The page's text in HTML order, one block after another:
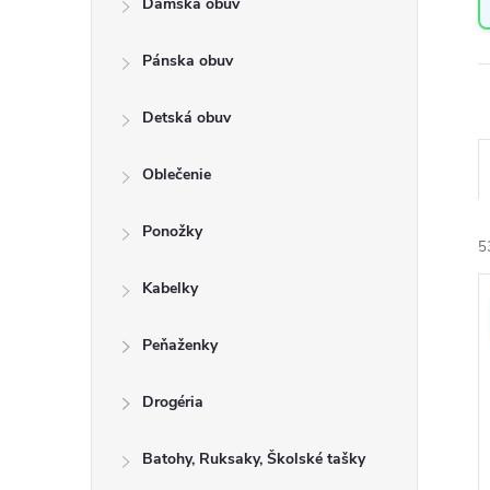
Pánska obuv
Detská obuv
Oblečenie
Ponožky
Kabelky
Peňaženky
Drogéria
Batohy, Ruksaky, Školské tašky
e
n